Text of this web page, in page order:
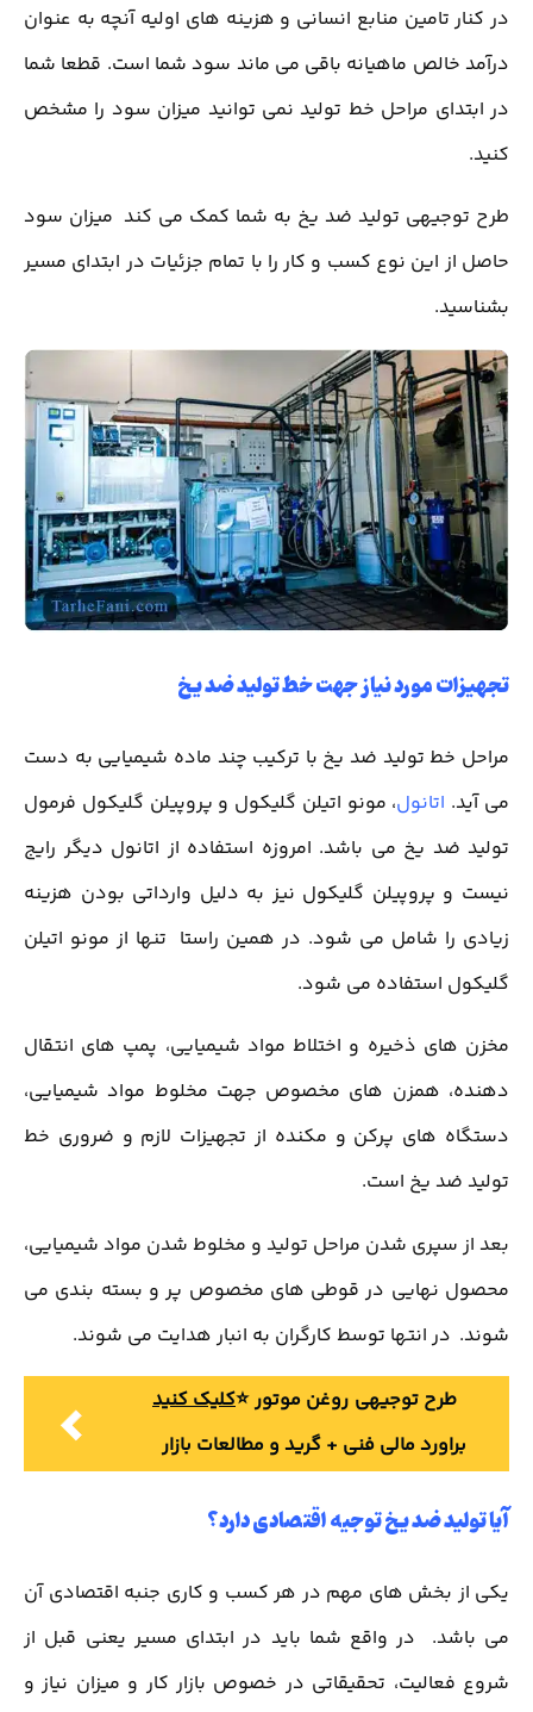
در کنار تامین منابع انسانی و هزینه های اولیه آنچه به عنوان
درآمد خالص ماهیانه باقی می ماند سود شما است. قطعا شما
در ابتدای مراحل خط تولید نمی توانید میزان سود را مشخص
کنید.
طرح توجیهی تولید ضد یخ به شما کمک می کند میزان سود
حاصل از این نوع کسب و کار را با تمام جزئیات در ابتدای مسیر
بشناسید.
تجهیزات مورد نیاز جهت خط تولید ضد یخ
مراحل خط تولید ضد یخ با ترکیب چند ماده شیمیایی به دست
می آید. اتانول، مونو اتیلن گلیکول و پروپیلن گلیکول فرمول
تولید ضد یخ می باشد. امروزه استفاده از اتانول دیگر رایج
نیست و پروپیلن گلیکول نیز به دلیل وارداتی بودن هزینه
زیادی را شامل می شود. در همین راستا تنها از مونو اتیلن
گلیکول استفاده می شود.
مخزن های ذخیره و اختلاط مواد شیمیایی، پمپ های انتقال
دهنده، همزن های مخصوص جهت مخلوط مواد شیمیایی،
دستگاه های پرکن و مکنده از تجهیزات لازم و ضروری خط
تولید ضد یخ است.
بعد از سپری شدن مراحل تولید و مخلوط شدن مواد شیمیایی،
محصول نهایی در قوطی های مخصوص پر و بسته بندی می
شوند. در انتها توسط کارگران به انبار هدایت می شوند.
کلیک کنیدطرح توجیهی روغن موتور ⭐️
براورد مالی فنی + گرید و مطالعات بازار
آیا تولید ضد یخ توجیه اقتصادی دارد؟
یکی از بخش های مهم در هر کسب و کاری جنبه اقتصادی آن
می باشد. در واقع شما باید در ابتدای مسیر یعنی قبل از
شروع فعالیت، تحقیقاتی در خصوص بازار کار و میزان نیاز و